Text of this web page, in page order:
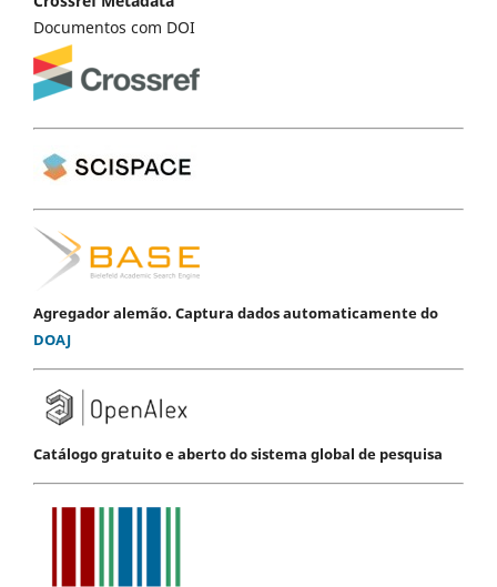
Documentos com DOI
Agregador alemão. Captura dados automaticamente do
DOAJ
Catálogo gratuito e aberto do sistema global de pesquisa